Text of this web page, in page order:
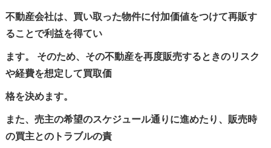
不動産会社は、買い取った物件に付加価値をつけて再販す
ることで利益を得てい
ます。 そのため、その不動産を再度販売するときのリスク
や経費を想定して買取価
格を決めます。
また、売主の希望のスケジュール通りに進めたり、販売時
の買主とのトラブルの責